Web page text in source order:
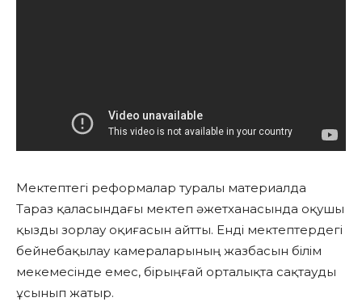
Мектептегі реформалар туралы материалда
Тараз қаласындағы мектеп әжетханасында оқушы
қызды зорлау оқиғасын айтты. Енді мектептердегі
бейнебақылау камераларының жазбасын білім
мекемесінде емес, бірыңғай орталықта сақтауды
ұсынып жатыр.